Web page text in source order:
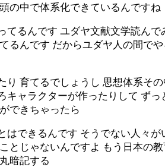
の中で体系化できているんですね
るんです ユダヤ文献文学読ん
んです だからユダヤ人の間で
育てるでしょうし 思想体系そ
ャラクターが作ったりして ず
できちゃったら
できるんです そうでない人々
じゃないんですよ もう日本の
暗記する